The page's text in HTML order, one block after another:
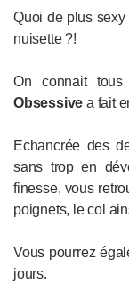
Quoi de plus
nuisette ?!
On connait
Obsessive a fait
Echancrée des
sans trop en
finesse, vous
poignets, le col
Vous pourrez
jours.